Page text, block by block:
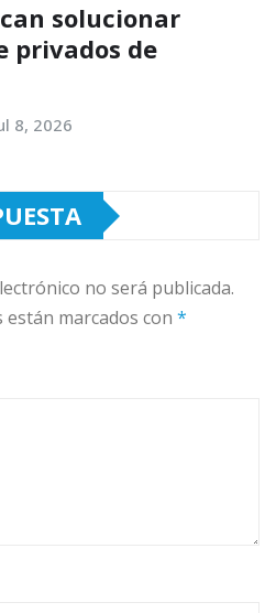
solucionar
privados de
8, 2026
no será publicada.
marcados con *